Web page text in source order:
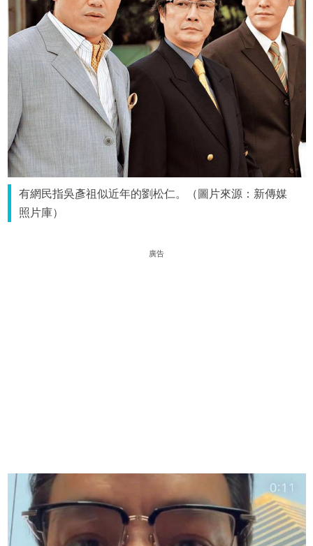
有網民指吳彥祖似近年的劉松仁。（圖片來源：新傳媒
照片庫）
廣告